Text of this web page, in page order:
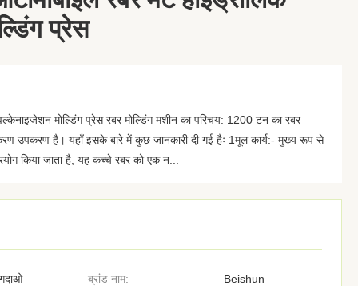
प्रेस
मोल्डिंग प्रेस रबर मोल्डिंग मशीन का परिचय: 1200 टन का रबर
उपकरण है। यहाँ इसके बारे में कुछ जानकारी दी गई हैः 1मूल कार्य:- मुख्य रूप से
किया जाता है, यह कच्चे रबर को एक न...
ब्रांड नाम: Beishun